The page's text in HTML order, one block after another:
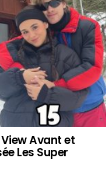
Avant et
Les Super